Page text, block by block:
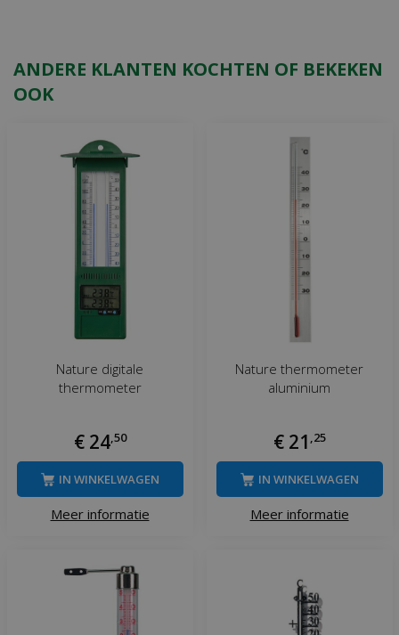
ANDERE KLANTEN KOCHTEN OF BEKEKEN
OOK
Nature digitale
thermometer
€ 24,50
Meer informatie
IN WINKELWAGEN
Nature thermometer
aluminium
€ 21 ,25
Meer informatie
IN WINKELWAGEN